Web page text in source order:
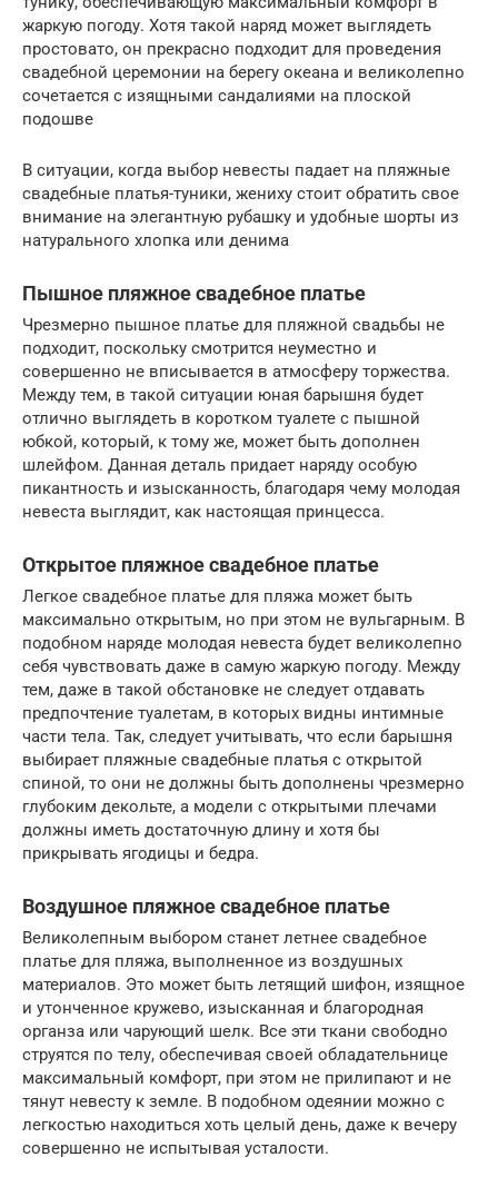
жаркую погоду. Хотя такой наряд может выглядеть
простовато, он прекрасно подходит для проведения
свадебной церемонии на берегу океана и великолепно
сочетается с изящными сандалиями на плоской
подошве
В ситуации, когда выбор невесты падает на пляжные
свадебные платья-туники, жениху стоит обратить свое
внимание на элегантную рубашку и удобные шорты из
натурального хлопка или денима
Пышное пляжное свадебное платье
Чрезмерно пышное платье для пляжной свадьбы не
подходит, поскольку смотрится неуместно и
совершенно не вписывается в атмосферу торжества.
Между тем, в такой ситуации юная барышня будет
отлично выглядеть в коротком туалете с пышной
юбкой, который, к тому же, может быть дополнен
шлейфом. Данная деталь придает наряду особую
пикантность и изысканность, благодаря чему молодая
невеста выглядит, как настоящая принцесса.
Открытое пляжное свадебное платье
Легкое свадебное платье для пляжа может быть
максимально открытым, но при этом не вульгарным. В
подобном наряде молодая невеста будет великолепно
себя чувствовать даже в самую жаркую погоду. Между
тем, даже в такой обстановке не следует отдавать
предпочтение туалетам, в которых видны интимные
части тела. Так, следует учитывать, что если барышня
выбирает пляжные свадебные платья с открытой
спиной, то они не должны быть дополнены чрезмерно
глубоким декольте, а модели с открытыми плечами
должны иметь достаточную длину и хотя бы
прикрывать ягодицы и бедра.
Воздушное пляжное свадебное платье
Великолепным выбором станет летнее свадебное
платье для пляжа, выполненное из воздушных
материалов. Это может быть летящий шифон, изящное
и утонченное кружево, изысканная и благородная
органза или чарующий шелк. Все эти ткани свободно
струятся по телу, обеспечивая своей обладательнице
максимальный комфорт, при этом не прилипают и не
тянут невесту к земле. В подобном одеянии можно с
легкостью находиться хоть целый день, даже к вечеру
совершенно не испытывая усталости.